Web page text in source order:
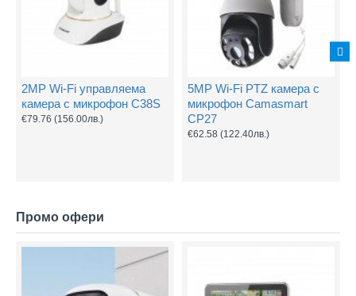
2MP Wi-Fi управляема
камера с микрофон C38S
€79.76 (156.00лв.)
5MP Wi-Fi PTZ камера с
микрофон Camasmart
CP27
€62.58 (122.40лв.)
Промо офери